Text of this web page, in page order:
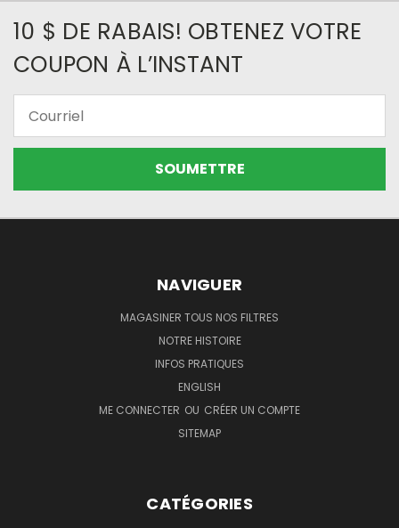
10 $ DE RABAIS! OBTENEZ VOTRE
COUPON À L’INSTANT
NAVIGUER
MAGASINER TOUS NOS FILTRES
NOTRE HISTOIRE
INFOS PRATIQUES
ENGLISH
ME CONNECTER OU CRÉER UN COMPTE
SITEMAP
CATÉGORIES